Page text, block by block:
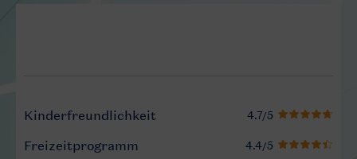
Kinderfreundlichkeit
Freizeitprogramm